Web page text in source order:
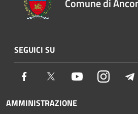
SEGUICI SU
Facebook Twitter YoutubeInstagram
AMMINISTRAZIONE